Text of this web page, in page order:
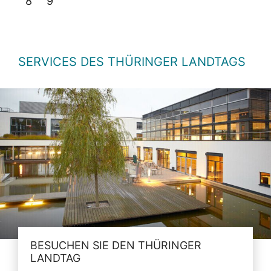
SERVICES DES THÜRINGER LANDTAGS
BESUCHEN SIE DEN THÜRINGER
LANDTAG